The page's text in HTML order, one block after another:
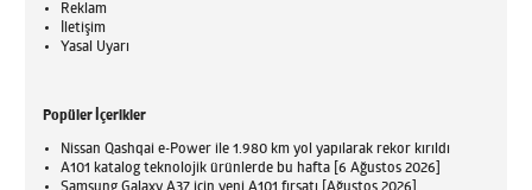
Reklam
İletişim
Yasal Uyarı
Popüler İçerikler
Nissan Qashqai e-Power ile 1.980 km yol yapılarak rekor kırıldı
A101 katalog teknolojik ürünlerde bu hafta [6 Ağustos 2026]